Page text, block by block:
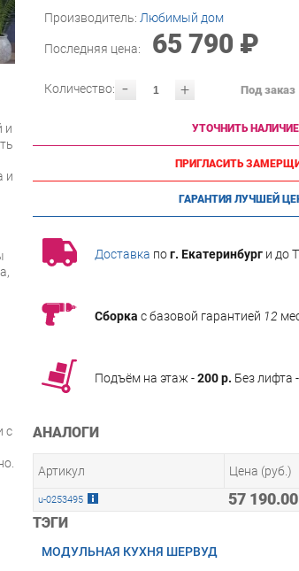
Производитель: Любимый дом
Последняя цена: 65 790 ₽
- +
Количество: Под заказ
УТОЧНИТЬ НАЛИЧИЕ
ПРИГЛАСИТЬ
ГАРАНТИЯ ЛУЧШЕЙ
Доставка пог. Екатеринбург и до
Сборка с базовой гарантией 12
Подъём на этаж -200 р. Без лифта
АНАЛОГИ
Артикул Цена (руб.)
u-0253495 57
ТЭГИ
МОДУЛЬНАЯ КУХНЯ ШЕРВУД
и
и
с